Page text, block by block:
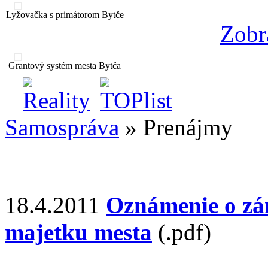
Lyžovačka s primátorom Bytče
Grantový systém mesta Bytča
Samospráva » Prenájmy
18.4.2011 Oznámenie o
majetku mesta (.pdf)